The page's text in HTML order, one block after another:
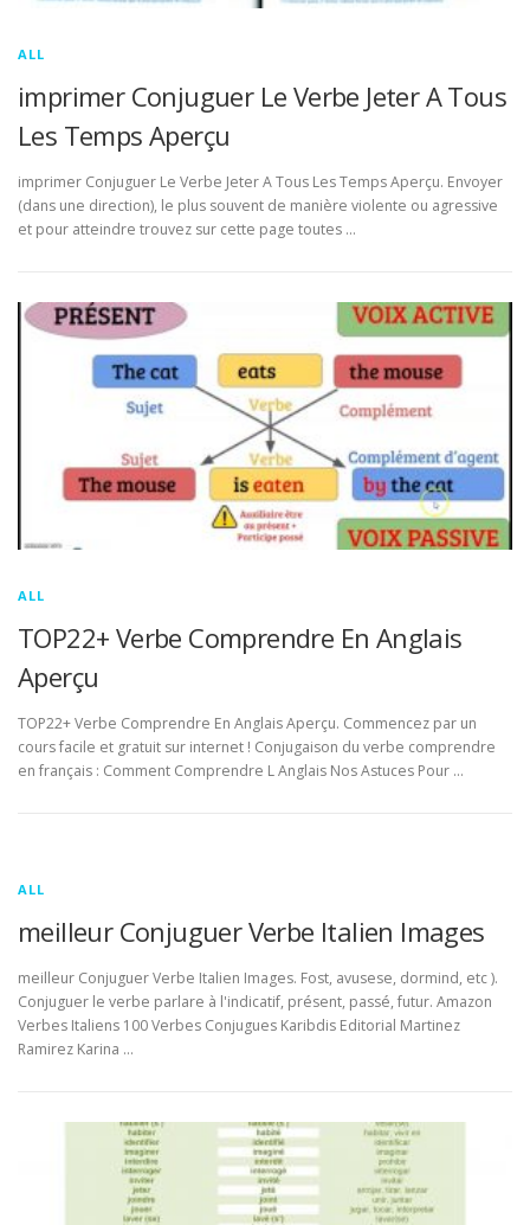
ALL
imprimer Conjuguer Le Verbe Jeter A Tous
Les Temps Aperçu
imprimer Conjuguer Le Verbe Jeter A Tous Les Temps Aperçu. Envoyer
(dans une direction), le plus souvent de manière violente ou agressive
et pour atteindre trouvez sur cette page toutes …
ALL
TOP22+ Verbe Comprendre En Anglais
Aperçu
TOP22+ Verbe Comprendre En Anglais Aperçu. Commencez par un
cours facile et gratuit sur internet ! Conjugaison du verbe comprendre
en français : Comment Comprendre L Anglais Nos Astuces Pour …
ALL
meilleur Conjuguer Verbe Italien Images
meilleur Conjuguer Verbe Italien Images. Fost, avusese, dormind, etc ).
Conjuguer le verbe parlare à l'indicatif, présent, passé, futur. Amazon
Verbes Italiens 100 Verbes Conjugues Karibdis Editorial Martinez
Ramirez Karina …